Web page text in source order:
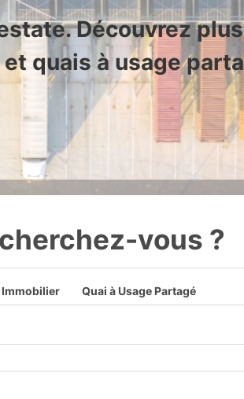
Découvrez
quais à usage
vous ?
Immobilier Quai à Usage Partagé